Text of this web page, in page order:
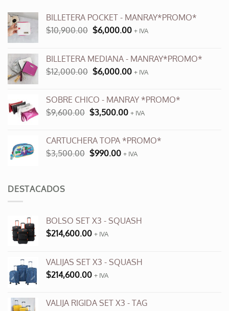
BILLETERA POCKET - MANRAY*PROMO*
$10,900.00 El
era:
$10,900.00.
$6,000.00El
es:
$6,000.00.
+ IVA
BILLETERA MEDIANA - MANRAY*PROMO*
$12,000.00 El
era:
$12,000.00.
$6,000.00El
es:
$6,000.00.
+ IVA
SOBRE CHICO - MANRAY *PROMO*
$9,600.00 El
era:
$9,600.00.
$3,500.00El
es:
$3,500.00.
+ IVA
CARTUCHERA TOPA *PROMO*
$3,500.00 El
$990.00El+ IVA
DESTACADOS
BOLSO SET X3 - SQUASH
$214,600.00 + IVA
VALIJAS SET X3 - SQUASH
$214,600.00 + IVA
VALIJA RIGIDA SET X3 - TAG